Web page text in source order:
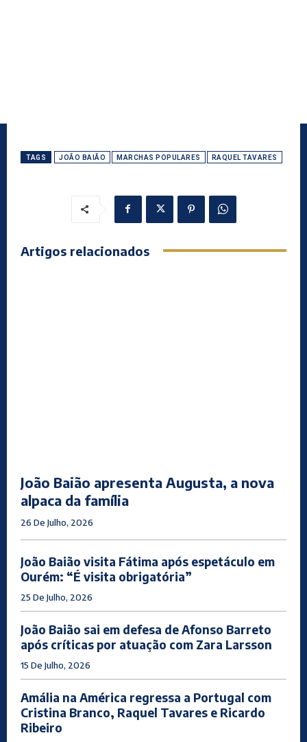
TAGS JOÃO BAIÃO MARCHAS POPULARES RAQUEL TAVARES
Artigos relacionados
João Baião apresenta Augusta, a nova
alpaca da família
26 De Julho, 2026
João Baião visita Fátima após espetáculo em
Ourém: “É visita obrigatória”
25 De Julho, 2026
João Baião sai em defesa de Afonso Barreto
após críticas por atuação com Zara Larsson
15 De Julho, 2026
Amália na América regressa a Portugal com
Cristina Branco, Raquel Tavares e Ricardo
Ribeiro